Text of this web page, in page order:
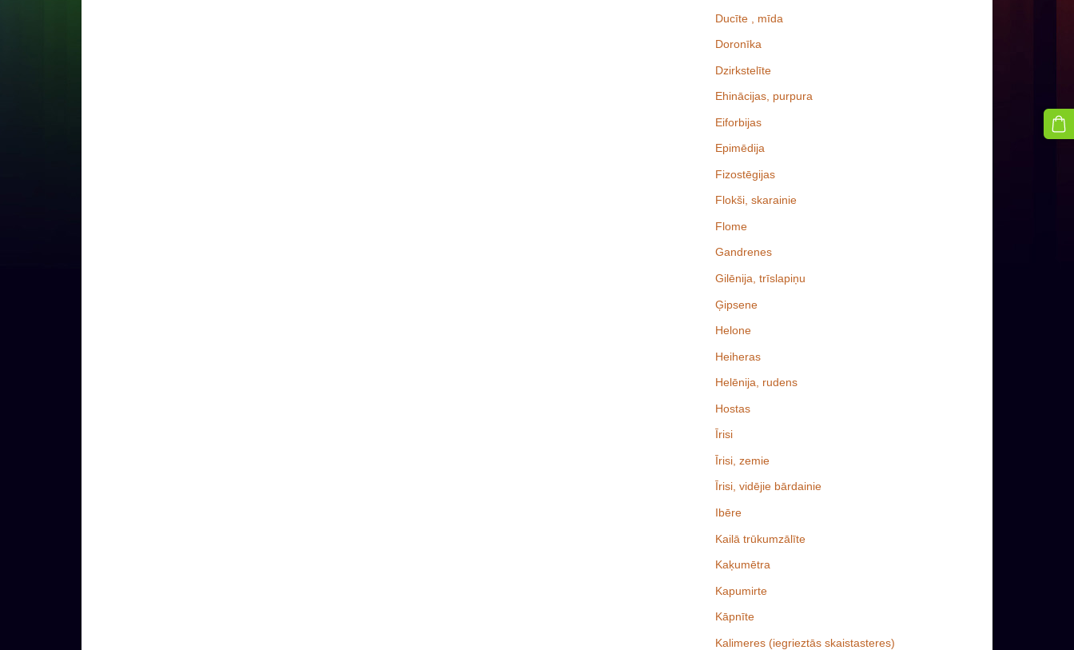
Ducīte , mīda
Doronīka
Dzirkstelīte
Ehinācijas, purpura
Eiforbijas
Epimēdija
Fizostēgijas
Flokši, skarainie
Flome
Gandrenes
Gilēnija, trīslapiņu
Ģipsene
Helone
Heiheras
Helēnija, rudens
Hostas
Īrisi
Īrisi, zemie
Īrisi, vidējie bārdainie
Ibēre
Kailā trūkumzālīte
Kaķumētra
Kapumirte
Kāpnīte
Kalimeres (iegrieztās skaistasteres)